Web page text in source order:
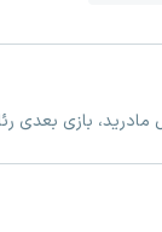
مادرید، بازی بعدی